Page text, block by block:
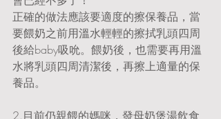
正確的做法應該要適度的擦保養品，當
要餵奶之前用溫水輕輕的擦拭乳頭四周
後給baby吸吮。餵奶後，也需要再用溫
水將乳頭四周清潔後，再擦上適量的保
養品。
2.目前仍親餵的媽咪，發母奶煲湯飲食